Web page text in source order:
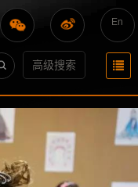
En
高级搜索